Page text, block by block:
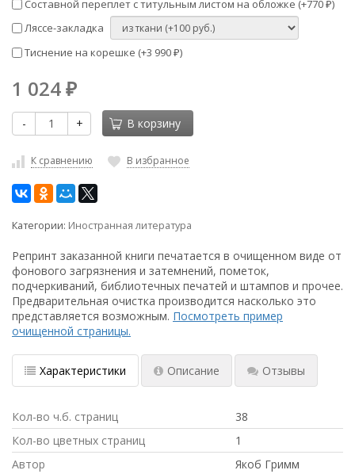
Составной переплет с титульным листом на обложке (+770 ₽)
Ляссе-закладка
Тиснение на корешке (+3 990 ₽)
1 024 ₽
- + В корзину
К сравнению В избранное
Категории: Иностранная литература
Репринт заказанной книги печатается в очищенном виде от
фонового загрязнения и затемнений, пометок,
подчеркиваний, библиотечных печатей и штампов и прочее.
Предварительная очистка производится насколько это
представляется возможным. Посмотреть пример
очищенной страницы.
Характеристики Описание Отзывы
Кол-во ч.б. страниц
38
Кол-во цветных страниц
1
Автор
Якоб Гримм